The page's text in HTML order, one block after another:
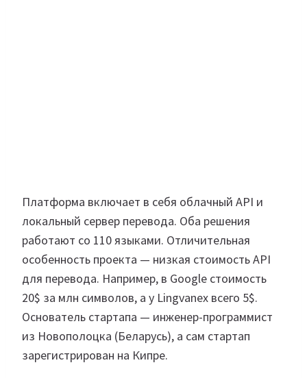
Платформа включает в себя облачный API и
локальный сервер перевода. Оба решения
работают со 110 языками. Отличительная
особенность проекта — низкая стоимость API
для перевода. Например, в Google стоимость
20$ за млн символов, а у Lingvanex всего 5$.
Основатель стартапа — инженер-программист
из Новополоцка (Беларусь), а сам стартап
зарегистрирован на Кипре.